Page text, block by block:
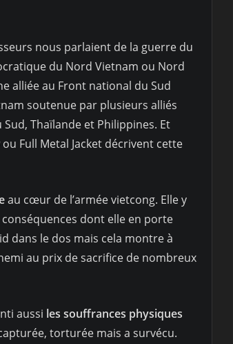
nous parlaient de la guerre du
du Nord Vietnam ou Nord
alliée au Front national du Sud
soutenue par plusieurs alliés
Thaïlande et Philippines. Et
Full Metal Jacket décrivent cette
au cœur de l’armée vietcong. Elle y
conséquences dont elle en porte
dans le dos mais cela montre à
au prix de sacrifice de nombreux
aussi les souffrances physiques
torturée mais a survécu.